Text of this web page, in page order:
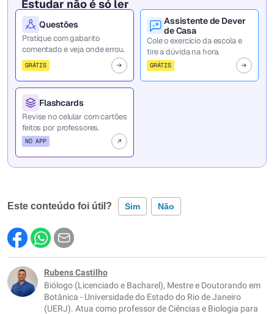
Estudar não é só ler
Questões
Pratique com gabarito
comentado e veja onde errou.
GRÁTIS
Assistente de Dever
de Casa
Cole o exercício da escola e
tire a dúvida na hora.
GRÁTIS
Flashcards
Revise no celular com cartões
feitos por professores.
NO APP
Este conteúdo foi útil? Sim Não
Este conteúdo contém informação incorreta
Este conteúdo não tem a informação que procuro
Outro
Rubens Castilho
Biólogo (Licenciado e Bacharel), Mestre e Doutorando em
Botânica - Universidade do Estado do Rio de Janeiro
(UERJ). Atua como professor de Ciências e Biologia para